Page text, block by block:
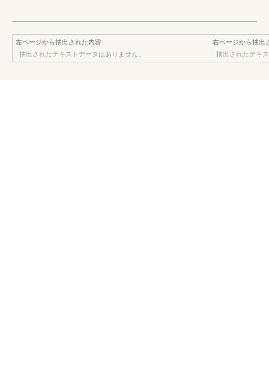
左ページから抽出された内容
抽出されたテキストデータはありません。
右ページから抽出
抽出されたテキ